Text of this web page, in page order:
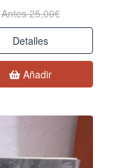
Antes 25,00€
Detalles
Añadir